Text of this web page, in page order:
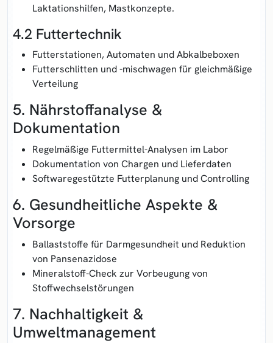
Laktationshilfen, Mastkonzepte.
4.2 Futtertechnik
Futterstationen, Automaten und Abkalbeboxen
Futterschlitten und -mischwagen für gleichmäßige
Verteilung
5. Nährstoffanalyse &
Dokumentation
Regelmäßige Futtermittel-Analysen im Labor
Dokumentation von Chargen und Lieferdaten
Softwaregestützte Futterplanung und Controlling
6. Gesundheitliche Aspekte &
Vorsorge
Ballaststoffe für Darmgesundheit und Reduktion
von Pansenazidose
Mineralstoff-Check zur Vorbeugung von
Stoffwechselstörungen
7. Nachhaltigkeit &
Umweltmanagement